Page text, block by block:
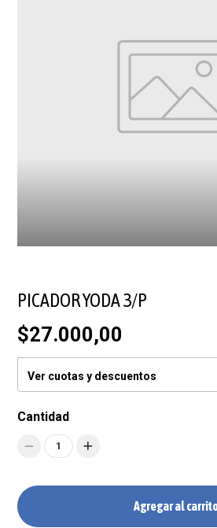
PICADOR YODA 3/P
$27.000,00
Ver cuotas y descuentos
Cantidad
1
Agregar al